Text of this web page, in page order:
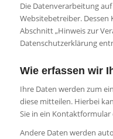
Die Datenverarbeitung
Websitebetreiber.
Abschnitt „Hinweis zur
Datenschutzerklärung
Wie erfassen wir
Ihre Daten werden zum
diese mitteilen. Hierbei
Sie in ein Kontaktformular
Andere Daten werden